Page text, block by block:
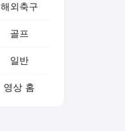
해외축구
골프
일반
영상 홈